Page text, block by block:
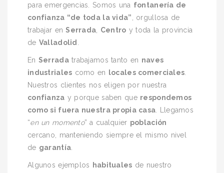
para emergencias. Somos una fontanería de
confianza “de toda la vida” , orgullosa de
trabajar enSerrada Centro y toda la provincia
de Valladolid
En Serradatrabajamos tanto en naves
industriales como en locales comerciales
Nuestros clientes nos eligen por nuestra
confianza y porque saben que respondemos
como si fuera nuestra propia casa . Llegamos
“en un momento” a cualquier población
cercano, manteniendo siempre el mismo nivel
de garantía
Algunos ejemplos habituales de nuestro